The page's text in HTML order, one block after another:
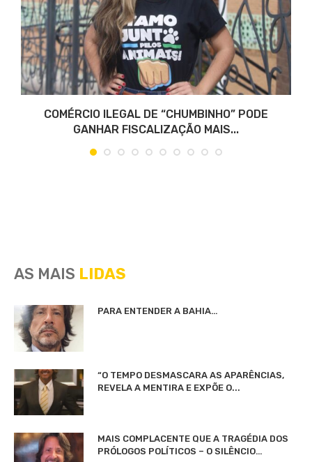
COMÉRCIO ILEGAL DE “CHUMBINHO” PODE
GANHAR FISCALIZAÇÃO MAIS...
AS MAIS LIDAS
PARA ENTENDER A BAHIA…
“O TEMPO DESMASCARA AS APARÊNCIAS,
REVELA A MENTIRA E EXPÕE O...
MAIS COMPLACENTE QUE A TRAGÉDIA DOS
PRÓLOGOS POLÍTICOS – O SILÊNCIO…